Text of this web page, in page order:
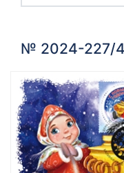
№ 2024-227/4